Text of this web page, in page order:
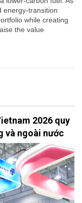
energy-transition
while creating
the value
2026 quy
và ngoài nước